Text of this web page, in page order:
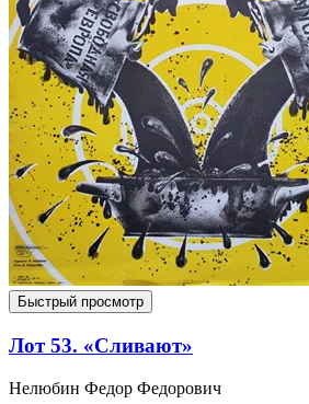
Быстрый просмотр
Лот 53. «Сливают»
Нелюбин Федор Федорович